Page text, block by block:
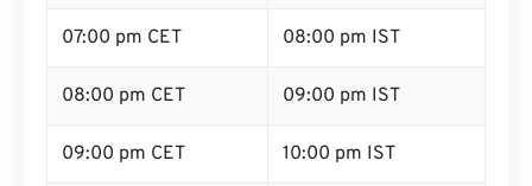
07:00 pm CET 08:00 pm IST
08:00 pm CET 09:00 pm IST
09:00 pm CET 10:00 pm IST